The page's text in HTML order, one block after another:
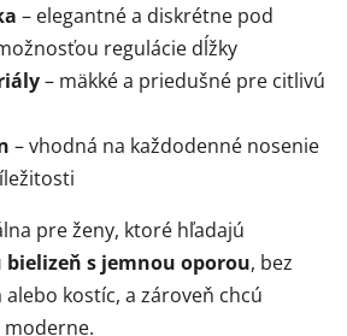
– elegantné a diskrétne pod
regulácie dĺžky
– mäkké a priedušné pre citlivú
– vhodná na každodenné nosenie
pre ženy, ktoré hľadajú
s jemnou oporou, bez
kostíc, a zároveň chcú